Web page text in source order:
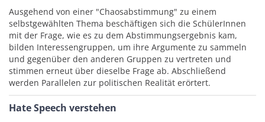
Ausgehend von einer "Chaosabstimmung" zu einem
selbstgewählten Thema beschäftigen sich die SchülerInnen
mit der Frage, wie es zu dem Abstimmungsergebnis kam,
bilden Interessengruppen, um ihre Argumente zu sammeln
und gegenüber den anderen Gruppen zu vertreten und
stimmen erneut über dieselbe Frage ab. Abschließend
werden Parallelen zur politischen Realität erörtert.
Hate Speech verstehen